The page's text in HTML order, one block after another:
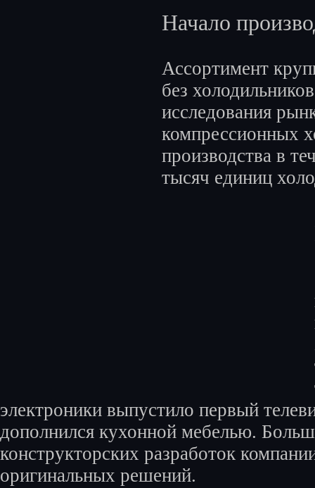
Начало
Ассортимент
без
исследования
компрессионных
производства в
тысяч единиц
электроники выпустило первый
дополнился кухонной мебелью.
конструкторских разработок
оригинальных решений.